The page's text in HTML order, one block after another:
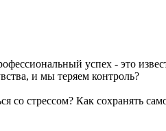
успех - это
и мы теряем контроль?
со стрессом? Как сохранять